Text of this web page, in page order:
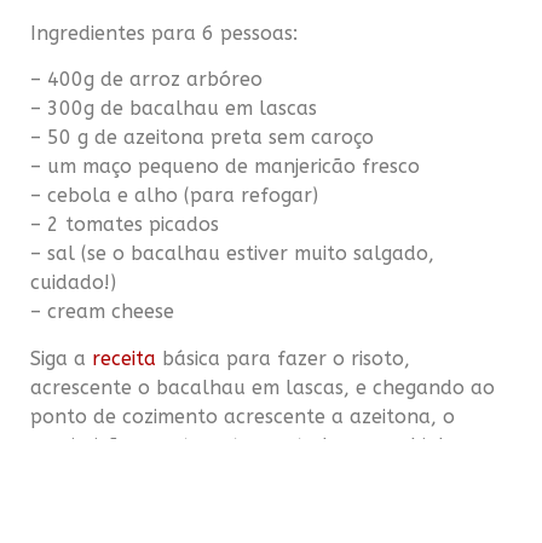
Ingredientes para 6 pessoas:
– 400g de arroz arbóreo
– 300g de bacalhau em lascas
– 50 g de azeitona preta sem caroço
– um maço pequeno de manjericão fresco
– cebola e alho (para refogar)
– 2 tomates picados
– sal (se o bacalhau estiver muito salgado,
cuidado!)
– cream cheese
Siga a receita básica para fazer o risoto,
acrescente o bacalhau em lascas, e chegando ao
ponto de cozimento acrescente a azeitona, o
manjericão e os tomates cortados em cubinhos.